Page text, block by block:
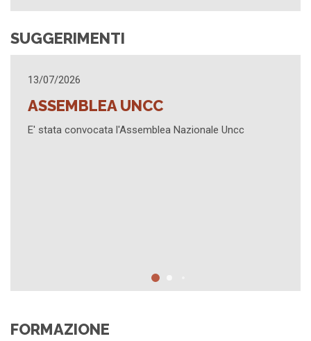
SUGGERIMENTI
Uncc
AGGIORNAMENTO
Sintesi contenuti Assemblea 3 marzo
FORMAZIONE